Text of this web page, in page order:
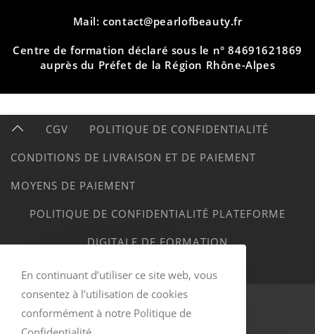
Mail: contact@pearlofbeauty.fr
Centre de formation déclaré sous le n° 84691621869
auprès du Préfet de la Région Rhône-Alpes
CGV
POLITIQUE DE CONFIDENTIALITÉ
CONDITIONS DE LIVRAISON ET DE PAIEMENT
MOYENS DE PAIEMENT
POLITIQUE DE CONFIDENTIALITÉ PLATEFORME
DIGITALE DE FORMATION
MENTIONS LÉGALES
En continuant d’utiliser ce site web, vous
consentez à l’utilisation de cookies
conformément à notre Politique de